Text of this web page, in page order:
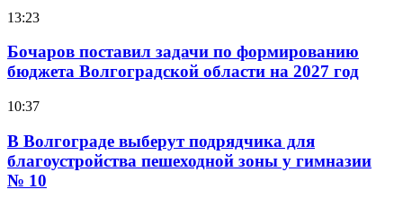
13:23
Бочаров поставил задачи по формированию
бюджета Волгоградской области на 2027 год
10:37
В Волгограде выберут подрядчика для
благоустройства пешеходной зоны у гимназии
№ 10